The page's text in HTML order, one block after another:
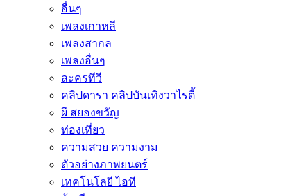
อื่นๆ
เพลงเกาหลี
เพลงสากล
เพลงอื่นๆ
ละครทีวี
คลิปดารา คลิปบันเทิงวาไรตี้
ผี สยองขวัญ
ท่องเที่ยว
ความสวย ความงาม
ตัวอย่างภาพยนตร์
เทคโนโลยี ไอที